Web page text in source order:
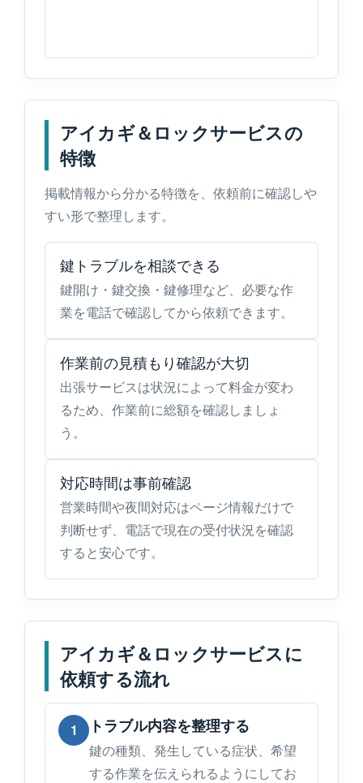
アイカギ＆ロックサービスの
特徴
掲載情報から分かる特徴を、依頼前に確認しや
すい形で整理します。
鍵トラブルを相談できる
鍵開け・鍵交換・鍵修理など、必要な作
業を電話で確認してから依頼できます。
作業前の見積もり確認が大切
出張サービスは状況によって料金が変わ
るため、作業前に総額を確認しましょ
う。
対応時間は事前確認
営業時間や夜間対応はページ情報だけで
判断せず、電話で現在の受付状況を確認
すると安心です。
アイカギ＆ロックサービスに
依頼する流れ
1 トラブル内容を整理する
鍵の種類、発生している症状、希望
する作業を伝えられるようにしてお